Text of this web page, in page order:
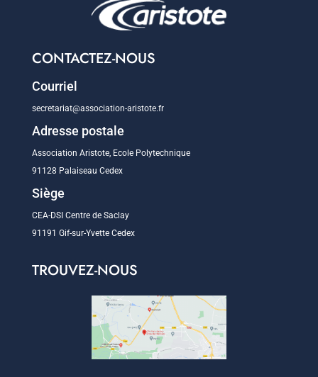
CONTACTEZ-NOUS
Courriel
secretariat@association-aristote.fr
Adresse postale
Association Aristote, Ecole Polytechnique
91128 Palaiseau Cedex
Siège
CEA-DSI Centre de Saclay
91191 Gif-sur-Yvette Cedex
TROUVEZ-NOUS